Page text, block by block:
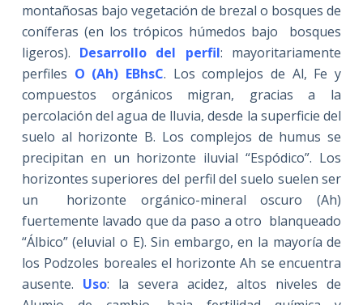
montañosas bajo vegetación de brezal o bosques de
coníferas (en los trópicos húmedos bajo bosques
ligeros). Desarrollo del perfil: mayoritariamente
perfiles O (Ah) EBhsC. Los complejos de Al, Fe y
compuestos orgánicos migran, gracias a la
percolación del agua de lluvia, desde la superficie del
suelo al horizonte B. Los complejos de humus se
precipitan en un horizonte iluvial “Espódico”. Los
horizontes superiores del perfil del suelo suelen ser
un horizonte orgánico-mineral oscuro (Ah)
fuertemente lavado que da paso a otro blanqueado
“Álbico” (eluvial o E). Sin embargo, en la mayoría de
los Podzoles boreales el horizonte Ah se encuentra
ausente. Uso: la severa acidez, altos niveles de